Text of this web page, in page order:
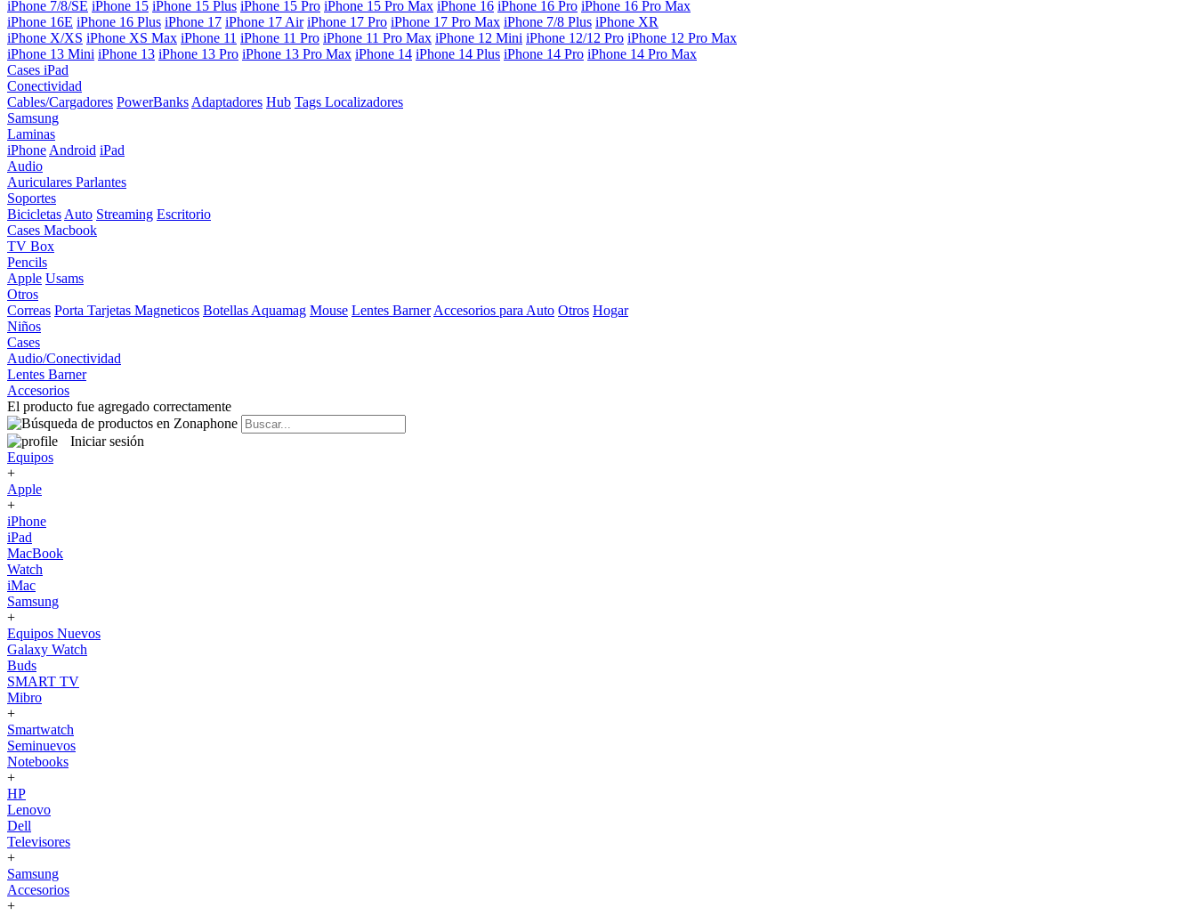
iPhone 7/8/SE iPhone 15 iPhone 15 Plus iPhone 15 Pro iPhone 15 Pro Max iPhone 16 iPhone 16 Pro iPhone 16 Pro Max
iPhone 16E iPhone 16 Plus iPhone 17 iPhone 17 Air iPhone 17 Pro iPhone 17 Pro Max iPhone 7/8 Plus iPhone XR
iPhone X/XS iPhone XS Max iPhone 11 iPhone 11 Pro iPhone 11 Pro Max iPhone 12 Mini iPhone 12/12 Pro iPhone 12 Pro Max
iPhone 13 Mini iPhone 13 iPhone 13 Pro iPhone 13 Pro Max iPhone 14 iPhone 14 Plus iPhone 14 Pro iPhone 14 Pro Max
Cases iPad
Conectividad
Cables/Cargadores PowerBanks Adaptadores Hub Tags Localizadores
Samsung
Laminas
iPhone Android iPad
Audio
Auriculares Parlantes
Soportes
Bicicletas Auto Streaming Escritorio
Cases Macbook
TV Box
Pencils
Apple Usams
Otros
Correas Porta Tarjetas Magneticos Botellas Aquamag Mouse Lentes Barner Accesorios para Auto Otros Hogar
Niños
Cases
Audio/Conectividad
Lentes Barner
Accesorios
El producto fue agregado correctamente
Iniciar sesión
Equipos
+
Apple
+
iPhone
iPad
MacBook
Watch
iMac
Samsung
+
Equipos Nuevos
Galaxy Watch
Buds
SMART TV
Mibro
+
Smartwatch
Seminuevos
Notebooks
+
HP
Lenovo
Dell
Televisores
+
Samsung
Accesorios
+